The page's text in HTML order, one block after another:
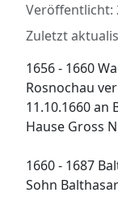
Veröffentlicht:
Zuletzt
1656 - 1660
Rosnochau
11.10.1660 an
Hause Gross
1660 - 1687
Sohn